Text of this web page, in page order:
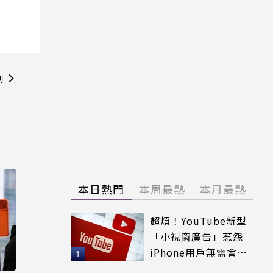
本日熱門 本周最熱 本月最熱
超煩！YouTube新型
「小視窗廣告」惹怨
iPhone用戶無需會員